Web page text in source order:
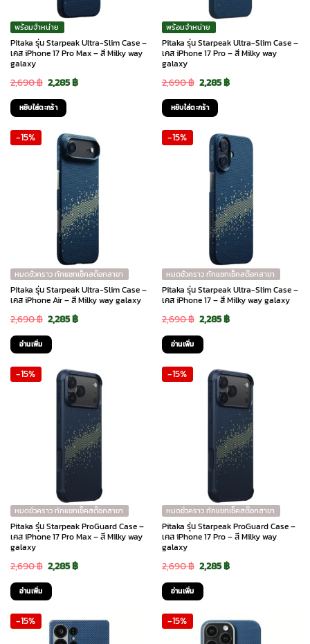
พร้อมจำหน่าย
Pitaka รุ่น Starpeak Ultra-Slim Case –
เคส iPhone 17 Pro Max – สี Milky way
galaxy
2,690฿ Original
price
was:
2,690 ฿.
2,285฿Current
2,285 ฿.
หยิบใส่ตะกร้า
พร้อมจำหน่าย
Pitaka รุ่น Starpeak Ultra-Slim Case –
เคส iPhone 17 Pro – สี Milky way
galaxy
2,690฿ Original
price
was:
2,690 ฿.
2,285฿Current
2,285 ฿.
หยิบใส่ตะกร้า
-15%
หมดชั่วคราว ทักแชทเช็คสต๊อกสาขา
Pitaka รุ่น Starpeak Ultra-Slim Case –
เคส iPhone Air – สี Milky way galaxy
2,690฿ Original
price
was:
2,690 ฿.
2,285฿Current
2,285 ฿.
อ่านเพิ่ม
-15%
หมดชั่วคราว ทักแชทเช็คสต๊อกสาขา
Pitaka รุ่น Starpeak Ultra-Slim Case –
เคส iPhone 17 – สี Milky way galaxy
2,690฿ Original
price
was:
2,690 ฿.
2,285฿Current
2,285 ฿.
อ่านเพิ่ม
-15%
หมดชั่วคราว ทักแชทเช็คสต๊อกสาขา
Pitaka รุ่น Starpeak ProGuard Case –
เคส iPhone 17 Pro Max – สี Milky way
galaxy
2,690฿ Original
price
was:
2,690 ฿.
2,285฿Current
2,285 ฿.
อ่านเพิ่ม
-15%
หมดชั่วคราว ทักแชทเช็คสต๊อกสาขา
Pitaka รุ่น Starpeak ProGuard Case –
เคส iPhone 17 Pro – สี Milky way
galaxy
2,690฿ Original
price
was:
2,690 ฿.
2,285฿Current
2,285 ฿.
อ่านเพิ่ม
-15% -15%